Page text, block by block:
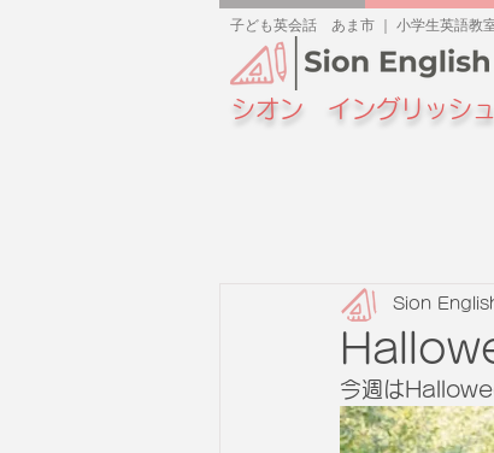
子ども英会話 あま市 ｜ 小学生英語教
シオン イングリッシュ
Sion
今週は